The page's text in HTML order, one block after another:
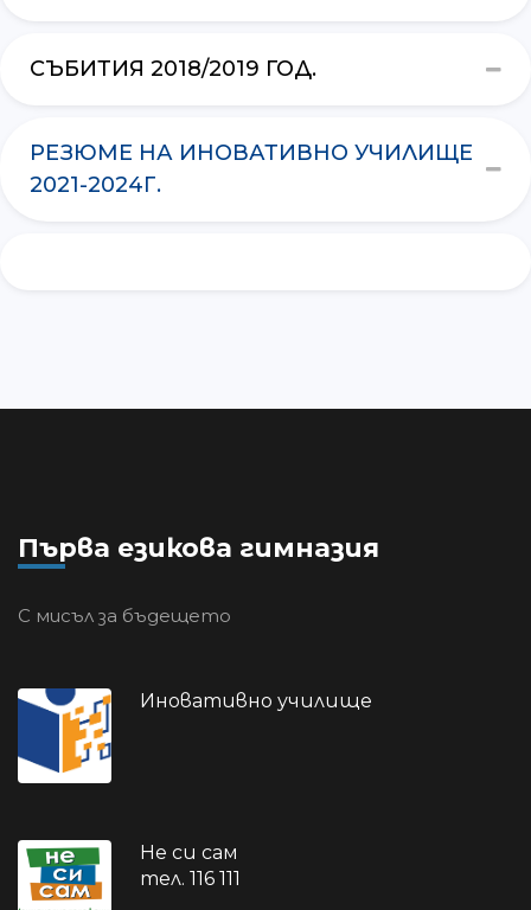
СЪБИТИЯ 2018/2019 ГОД.
РЕЗЮМЕ НА ИНОВАТИВНО УЧИЛИЩЕ
2021-2024Г.
Първа езикова гимназия
С мисъл за бъдещето
Иновативно училище
Не си сам
тел. 116 111